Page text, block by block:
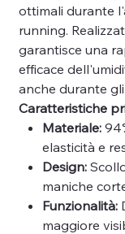
ottimali durante
running.
garantisce una
efficace
anche durante
Caratteristiche
Materiale:
elasticità e
Design:
maniche
Funzionalità:
maggiore